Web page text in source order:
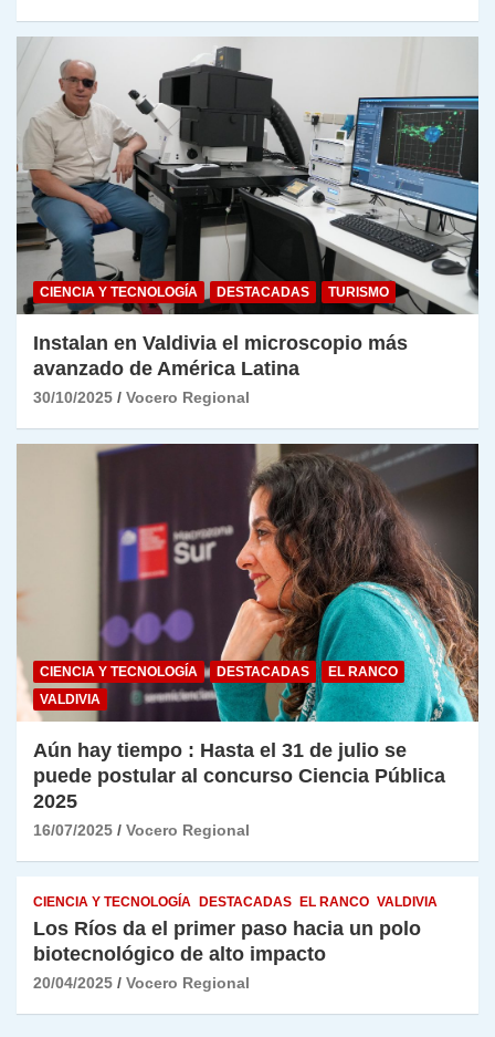
CIENCIA Y TECNOLOGÍA DESTACADAS TURISMO
Instalan en Valdivia el microscopio más
avanzado de América Latina
30/10/2025 Vocero Regional
CIENCIA Y TECNOLOGÍA DESTACADAS
EL RANCO
VALDIVIA
Aún hay tiempo : Hasta el 31 de julio se
puede postular al concurso Ciencia Pública
2025
16/07/2025 Vocero Regional
CIENCIA Y TECNOLOGÍA DESTACADAS EL RANCO VALDIVIA
Los Ríos da el primer paso hacia un polo
biotecnológico de alto impacto
20/04/2025 Vocero Regional